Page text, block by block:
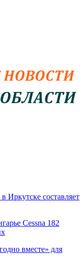
Иркутске составляет
Cessna 182
вместе» для